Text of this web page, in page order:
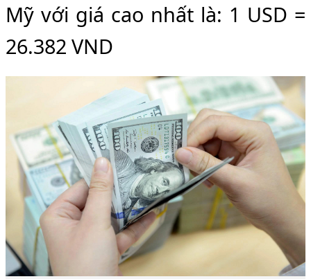
Mỹ với giá cao nhất là: 1 USD =
26.382 VND